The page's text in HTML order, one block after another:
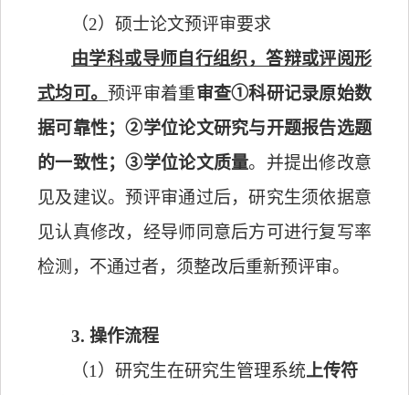
（2）硕士论文预评审要求
由学科或导师自行组织，答辩或评阅形
式均可。预评审着重审查①科研记录原始数
据可靠性；②学位论文研究与开题报告选题
的一致性；③学位论文质量。并提出修改意
见及建议。预评审通过后，研究生须依据意
见认真修改，经导师同意后方可进行复写率
检测，不通过者，须整改后重新预评审。
3. 操作流程
（1 ）研究生在研究生管理系统上传符